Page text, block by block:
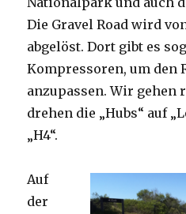
Die Gravel Road wird
abgelöst. Dort gibt es
Kompressoren, um den
anzupassen. Wir gehen
drehen die „Hubs“ auf
„H4“.
Auf
der